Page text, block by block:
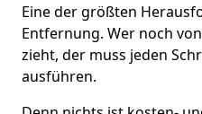
Eine der größten
Entfernung. Wer noch
zieht, der muss jeden
ausführen.